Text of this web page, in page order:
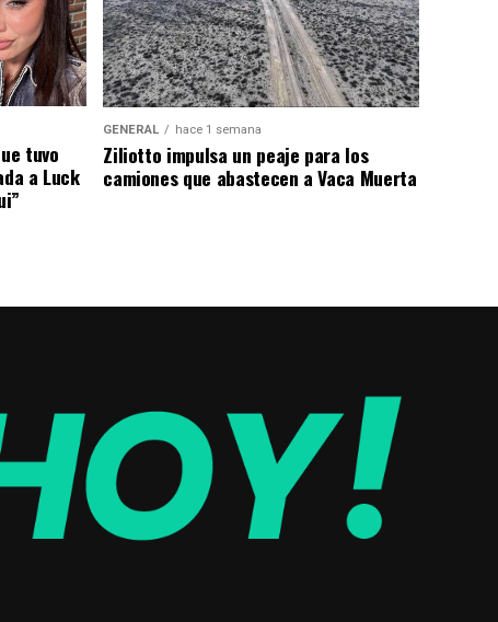
tuvo
a Luck
GENERAL hace 1 semana
Ziliotto impulsa un peaje para los
camiones que abastecen a Vaca Muerta